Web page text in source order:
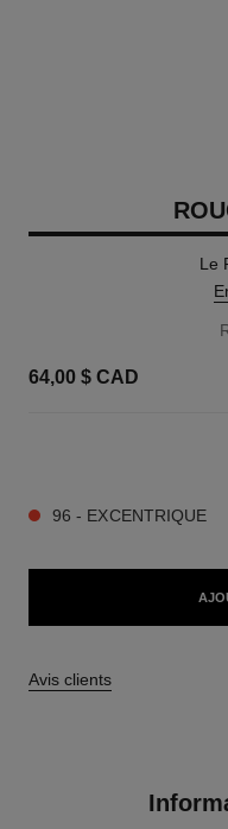
Le
64,00 $ CAD
96 - EXCENTRIQUE
Avis clients